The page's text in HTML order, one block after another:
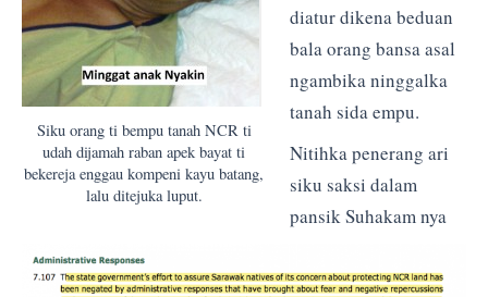
Siku orang ti bempu tanah NCR ti
udah dijamah raban apek bayat ti
bekereja enggau kompeni kayu batang,
lalu ditejuka luput.
diatur dikena beduan
bala orang bansa asal
ngambika ninggalka
tanah sida empu.
Nitihka penerang ari
siku saksi dalam
pansik Suhakam nya